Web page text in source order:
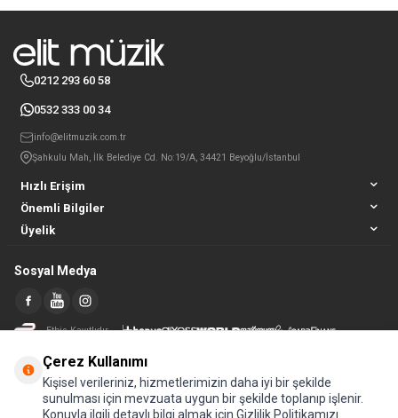
Hızlı Erişim
Önemli Bilgiler
Üyelik
0212 293 60 58
0532 333 00 34
info@elitmuzik.com.tr
Şahkulu Mah, İlk Belediye Cd. No:19/A, 34421 Beyoğlu/İstanbul
Sosyal Medya
Etbis Kayıtlıdır
Çerez Kullanımı
Kişisel verileriniz, hizmetlerimizin daha iyi bir şekilde
sunulması için mevzuata uygun bir şekilde toplanıp işlenir.
Konuyla ilgili detaylı bilgi almak için Gizlilik Politikamızı